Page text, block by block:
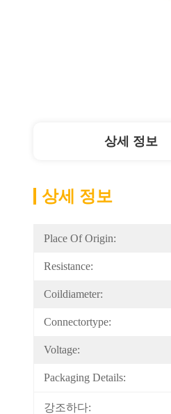
상세 정보
상세 정보
Place Of Origin:
Resistance:
Coildiameter:
Connectortype:
Voltage:
Packaging Details:
강조하다: